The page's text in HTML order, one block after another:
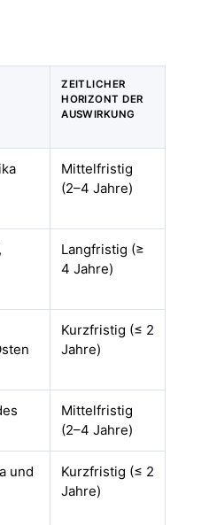
ZEITLICHER
HORIZONT DER
AUSWIRKUNG
Mittelfristig
(2–4 Jahre)
Langfristig (≥
4 Jahre)
Kurzfristig (≤ 2
Jahre)
Mittelfristig
(2–4 Jahre)
und
Kurzfristig (≤ 2
Jahre)